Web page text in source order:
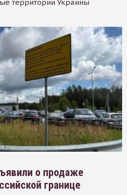
территории Украины
о продаже
границе